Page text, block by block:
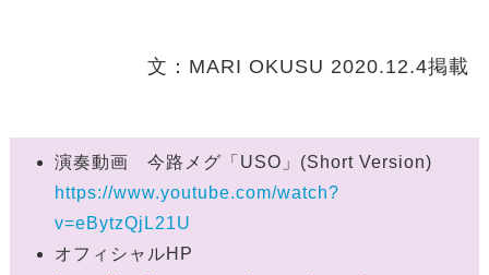
文：MARI OKUSU 2020.12.4掲載
演奏動画 今路メグ「USO」(Short Version)
https://www.youtube.com/watch?
v=eBytzQjL21U
オフィシャルHP